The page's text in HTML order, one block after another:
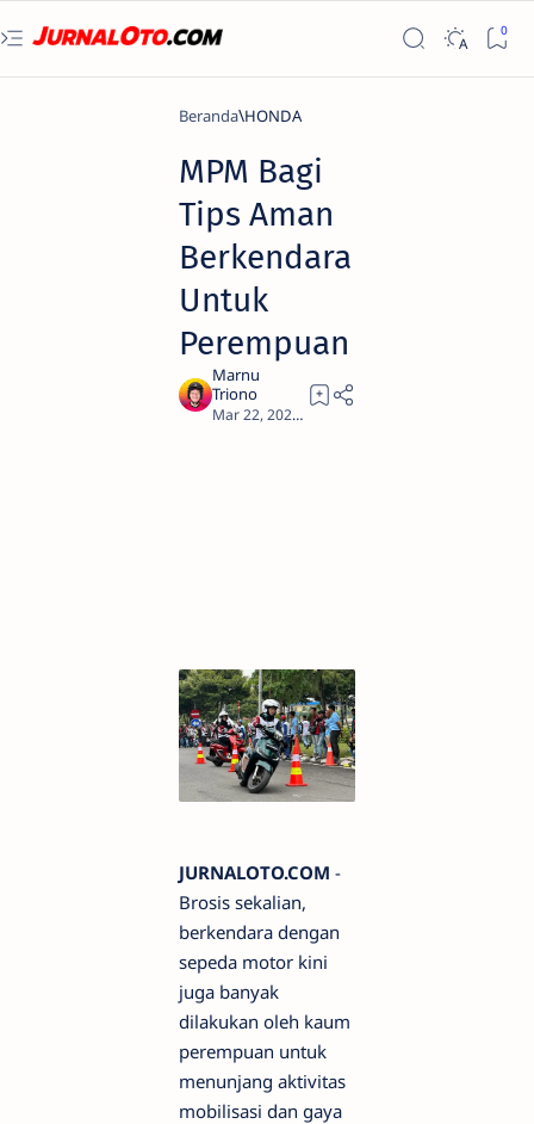
Beranda HONDA
MPM Bagi
Tips Aman
Berkendara
Untuk
Perempuan
JURNALOTO.COM -
Brosis sekalian,
berkendara dengan
sepeda motor kini
juga banyak
dilakukan oleh kaum
perempuan untuk
menunjang aktivitas
mobilisasi dan gaya